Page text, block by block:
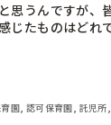
思うんですが、
じたものはどれ
ター・病児保育
もらえると参考
園, 認可保育園, 託児所